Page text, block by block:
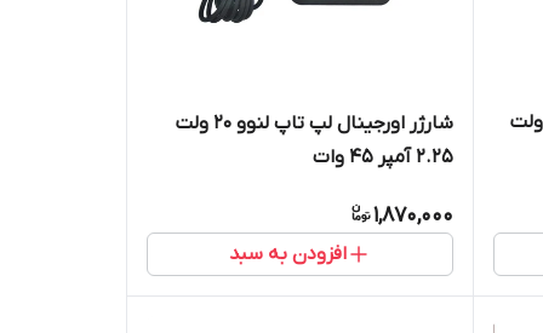
شارژر اورجینال لپ تاپ سونی 12 ولت
شارژر اورجینال لپ تاپ لنوو 20 ولت
2.25 آمپر 45 وات
1,870,000
افزودن به سبد